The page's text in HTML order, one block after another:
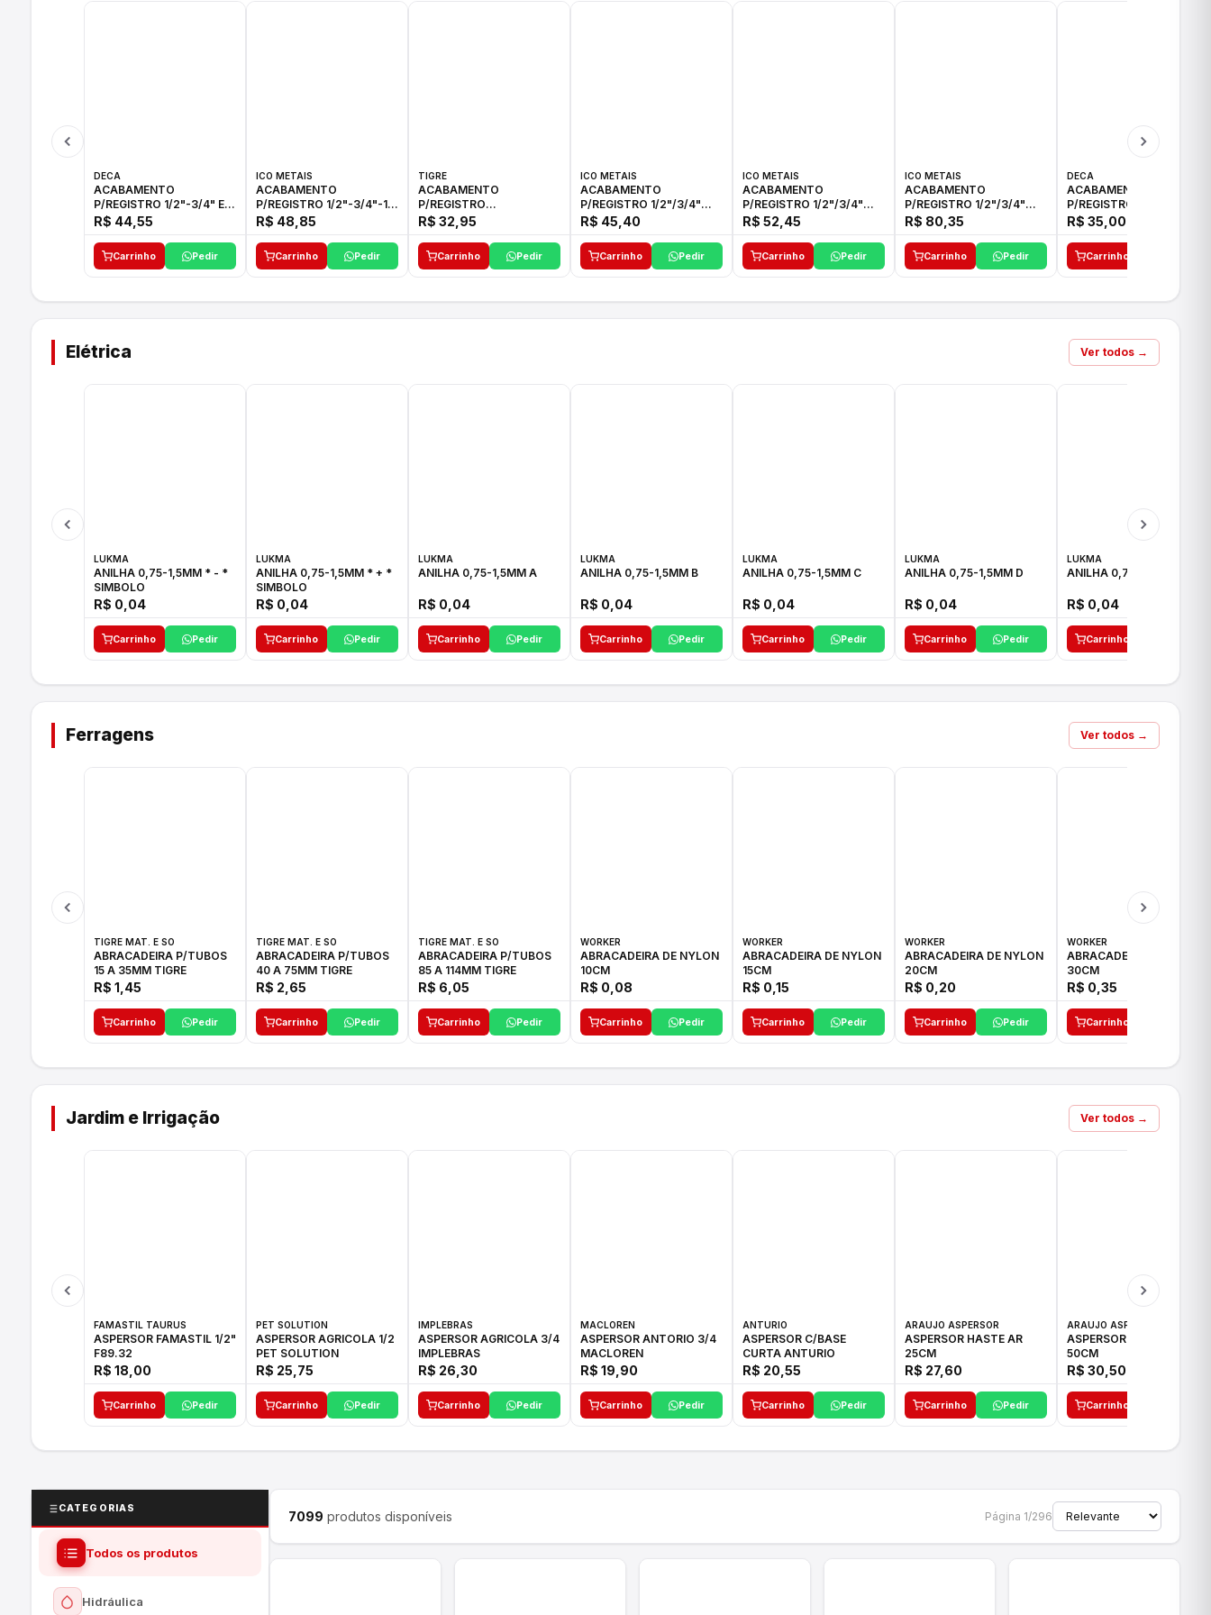
DECA
ACABAMENTO
P/REGISTRO 1/2"-3/4" E
1"C21.PQ DECA
R$ 44,55
Carrinho Pedir
ICO METAIS
ACABAMENTO
P/REGISTRO 1/2"-3/4"-1"
ACB M CS 33 ICO
R$ 48,85
Carrinho Pedir
TIGRE
ACABAMENTO
P/REGISTRO
1/2"-3/4"-1"ELLA CROSS
R$ 32,95
Carrinho Pedir
ICO METAIS
ACABAMENTO
P/REGISTRO 1/2"/3/4"
1416 ACB 33 E ICO
R$ 45,40
Carrinho Pedir
ICO METAIS
ACABAMENTO
P/REGISTRO 1/2"/3/4"
1416 C-50 ICO
R$ 52,45
Carrinho Pedir
ICO METAIS
ACABAMENTO
P/REGISTRO 1/2"/3/4"
ACB CS ALV E ICO
R$ 80,35
Carrinho Pedir
DECA
ACABAMENTO
P/REGISTRO 1/2"/3/4" C-
35 DECA
R$ 35,00
Carrinho
Elétrica Ver todos →
LUKMA
ANILHA 0,75-1,5MM * - *
SIMBOLO
R$ 0,04
Carrinho Pedir
LUKMA
ANILHA 0,75-1,5MM * + *
SIMBOLO
R$ 0,04
Carrinho Pedir
LUKMA
ANILHA 0,75-1,5MM A
R$ 0,04
Carrinho Pedir
LUKMA
ANILHA 0,75-1,5MM B
R$ 0,04
Carrinho Pedir
LUKMA
ANILHA 0,75-1,5MM C
R$ 0,04
Carrinho Pedir
LUKMA
ANILHA 0,75-1,5MM D
R$ 0,04
Carrinho Pedir
LUKMA
ANILHA 0,75-1,5MM E
R$ 0,04
Carrinho
Ferragens Ver todos →
TIGRE MAT. E SO
ABRACADEIRA P/TUBOS
15 A 35MM TIGRE
R$ 1,45
Carrinho Pedir
TIGRE MAT. E SO
ABRACADEIRA P/TUBOS
40 A 75MM TIGRE
R$ 2,65
Carrinho Pedir
TIGRE MAT. E SO
ABRACADEIRA P/TUBOS
85 A 114MM TIGRE
R$ 6,05
Carrinho Pedir
WORKER
ABRACADEIRA DE NYLON
10CM
R$ 0,08
Carrinho Pedir
WORKER
ABRACADEIRA DE NYLON
15CM
R$ 0,15
Carrinho Pedir
WORKER
ABRACADEIRA DE NYLON
20CM
R$ 0,20
Carrinho Pedir
WORKER
ABRACADEIRA DE NYLON
30CM
R$ 0,35
Carrinho
Jardim e Irrigação Ver todos →
FAMASTIL TAURUS
ASPERSOR FAMASTIL 1/2"
F89.32
R$ 18,00
Carrinho Pedir
PET SOLUTION
ASPERSOR AGRICOLA 1/2
PET SOLUTION
R$ 25,75
Carrinho Pedir
IMPLEBRAS
ASPERSOR AGRICOLA 3/4
IMPLEBRAS
R$ 26,30
Carrinho Pedir
MACLOREN
ASPERSOR ANTORIO 3/4
MACLOREN
R$ 19,90
Carrinho Pedir
ANTURIO
ASPERSOR C/BASE
CURTA ANTURIO
R$ 20,55
Carrinho Pedir
ARAUJO ASPERSOR
ASPERSOR HASTE AR
25CM
R$ 27,60
Carrinho Pedir
ARAUJO ASPERSOR
ASPERSOR HASTE AR
50CM
R$ 30,50
Carrinho
CATEGORIAS
Todos os produtos
Hidráulica
7099 produtos disponíveis Página 1/296